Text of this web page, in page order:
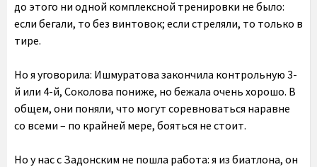
до этого ни одной комплексной тренировки не было:
если бегали, то без винтовок; если стреляли, то только в
тире.
Но я уговорила: Ишмуратова закончила контрольную 3-
й или 4-й, Соколова пониже, но бежала очень хорошо. В
общем, они поняли, что могут соревноваться наравне
со всеми – по крайней мере, бояться не стоит.
Но у нас с Задонским не пошла работа: я из биатлона, он